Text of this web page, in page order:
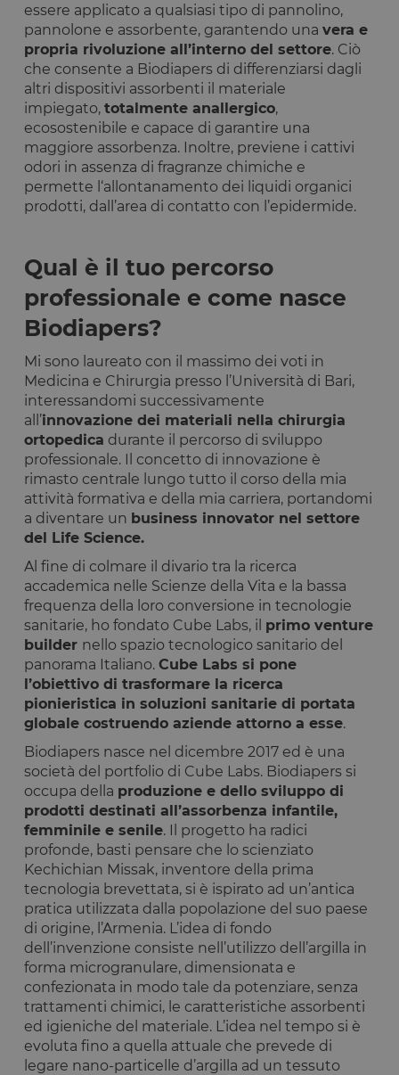
essere applicato a qualsiasi tipo di pannolino,
pannolone e assorbente, garantendo una vera e
propria rivoluzione all’interno del settore. Ciò
che consente a Biodiapers di differenziarsi dagli
altri dispositivi assorbenti il materiale
impiegato, totalmente anallergico,
ecosostenibile e capace di garantire una
maggiore assorbenza. Inoltre, previene i cattivi
odori in assenza di fragranze chimiche e
permette l‘allontanamento dei liquidi organici
prodotti, dall’area di contatto con l’epidermide.
Qual è il tuo percorso
professionale e come nasce
Biodiapers?
Mi sono laureato con il massimo dei voti in
Medicina e Chirurgia presso l’Università di Bari,
interessandomi successivamente
all’innovazione dei materiali nella chirurgia
ortopedica durante il percorso di sviluppo
professionale. Il concetto di innovazione è
rimasto centrale lungo tutto il corso della mia
attività formativa e della mia carriera, portandomi
a diventare un business innovator nel settore
del Life Science.
Al fine di colmare il divario tra la ricerca
accademica nelle Scienze della Vita e la bassa
frequenza della loro conversione in tecnologie
sanitarie, ho fondato Cube Labs, il primo venture
builder nello spazio tecnologico sanitario del
panorama Italiano. Cube Labs si pone
l’obiettivo di trasformare la ricerca
pionieristica in soluzioni sanitarie di portata
globale costruendo aziende attorno a esse.
Biodiapers nasce nel dicembre 2017 ed è una
società del portfolio di Cube Labs. Biodiapers si
occupa della produzione e dello sviluppo di
prodotti destinati all’assorbenza infantile,
femminile e senile. Il progetto ha radici
profonde, basti pensare che lo scienziato
Kechichian Missak, inventore della prima
tecnologia brevettata, si è ispirato ad un’antica
pratica utilizzata dalla popolazione del suo paese
di origine, l’Armenia. L’idea di fondo
dell’invenzione consiste nell’utilizzo dell’argilla in
forma microgranulare, dimensionata e
confezionata in modo tale da potenziare, senza
trattamenti chimici, le caratteristiche assorbenti
ed igieniche del materiale. L’idea nel tempo si è
evoluta fino a quella attuale che prevede di
legare nano-particelle d’argilla ad un tessuto